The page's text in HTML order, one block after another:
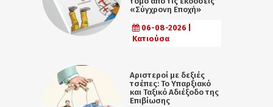
«Σύγχρονη Εποχή»
06-08-2026 |
Κατιούσα
Αριστεροί με δεξιές
τσέπες: Το Υπαρξιακό
και Ταξικό Αδιέξοδο της
Επιβίωσης